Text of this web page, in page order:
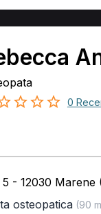
0
5 - 12030 Marene
osteopatica(90